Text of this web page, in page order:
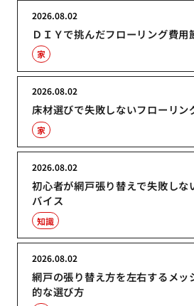
ＤＩＹで挑んだフローリング費用
2026.08.02
家
床材選びで失敗しないフローリン
2026.08.02
家
初心者が網戸張り替えで失敗しな
バイス
2026.08.02
知識
網戸の張り替え方を左右するメッ
的な選び方
2026.08.02